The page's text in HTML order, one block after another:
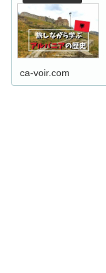
ca-voir.com